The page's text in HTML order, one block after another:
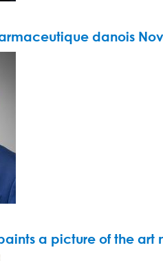
danois
paints a picture of the art